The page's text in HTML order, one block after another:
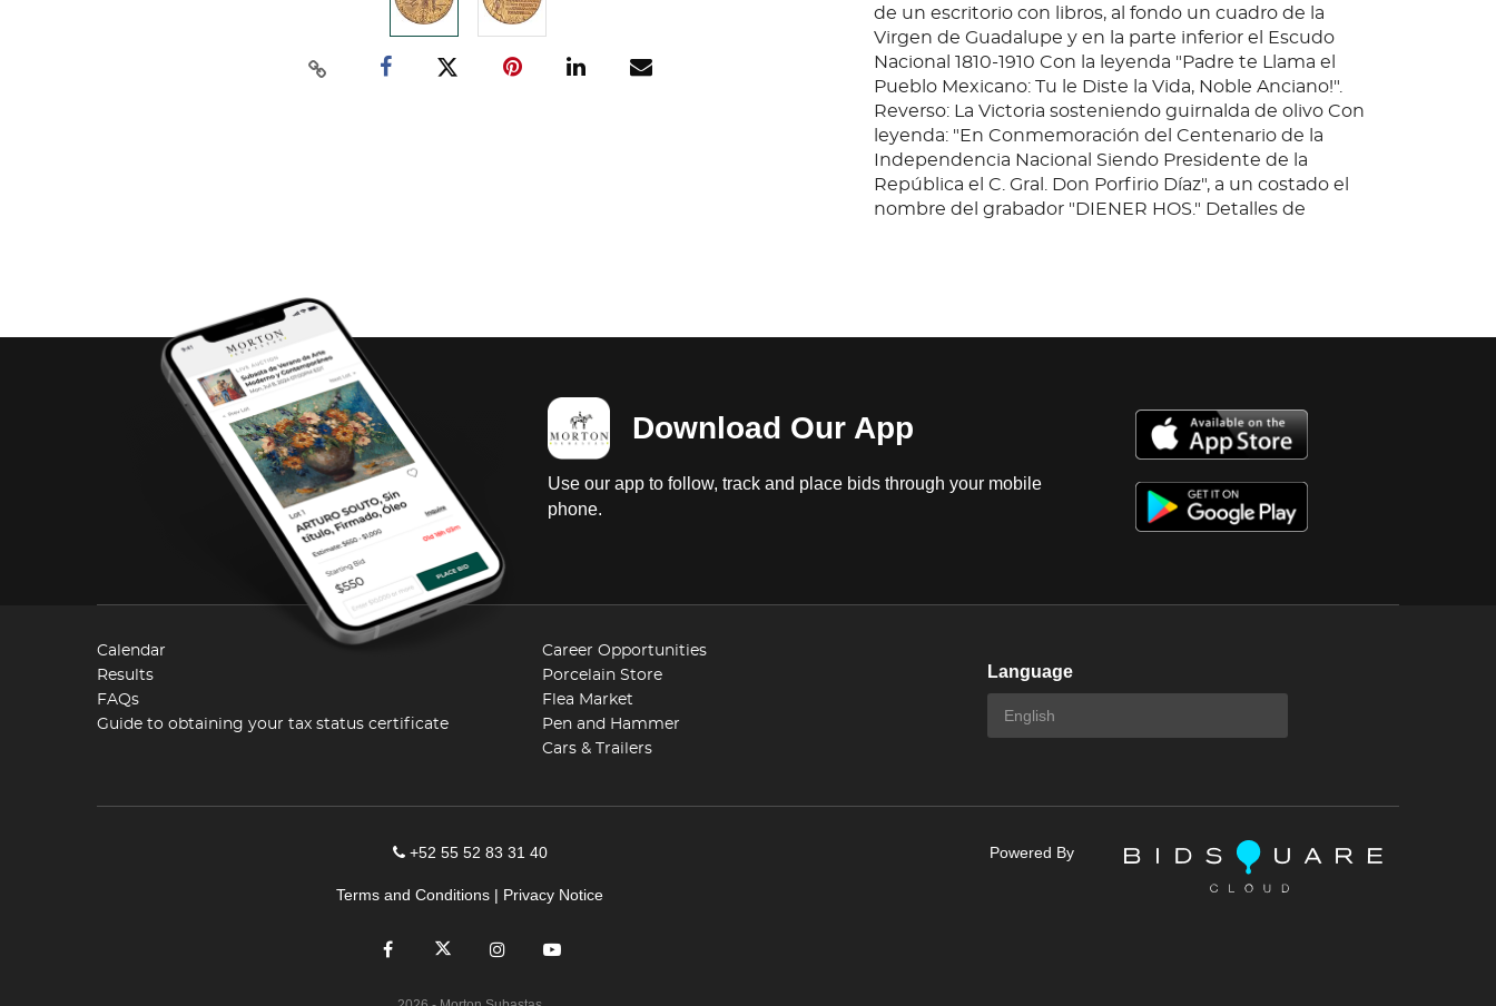
de un escritorio con libros, al fondo un cuadro de la
Virgen de Guadalupe y en la parte inferior el Escudo
Nacional 1810-1910 Con la leyenda "Padre te Llama el
Pueblo Mexicano: Tu le Diste la Vida, Noble Anciano!".
Reverso: La Victoria sosteniendo guirnalda de olivo Con
leyenda: "En Conmemoración del Centenario de la
Independencia Nacional Siendo Presidente de la
República el C. Gral. Don Porfirio Díaz", a un costado el
nombre del grabador "DIENER HOS." Detalles de
Download Our App
Use our app to follow, track and place bids through your mobile
phone.
Calendar
Results
FAQs
Guide to obtaining your tax status certificate
Career Opportunities
Porcelain Store
Flea Market
Pen and Hammer
Cars & Trailers
Language
+52 55 52 83 31 40
Terms and Conditions | Privacy Notice
Powered By